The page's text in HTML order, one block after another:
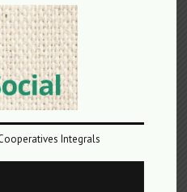
Integrals